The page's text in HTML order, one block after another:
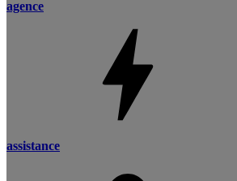
agence
assistance